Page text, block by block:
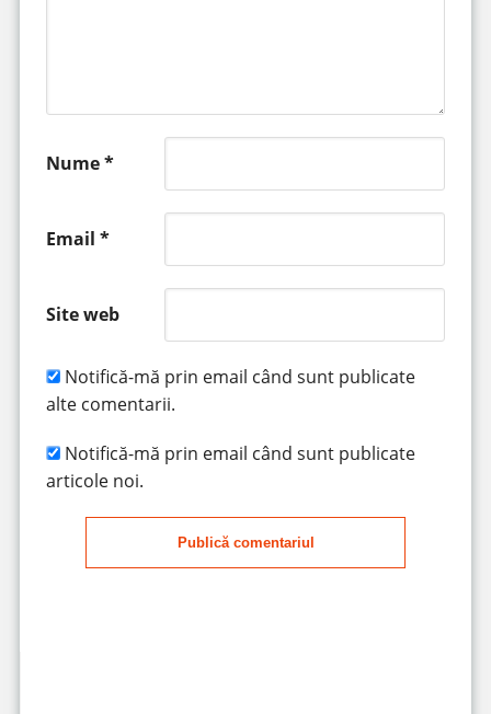
Nume*
Email *
Site web
Notifică-mă prin email când sunt publicate
alte comentarii.
Notifică-mă prin email când sunt publicate
articole noi.
Publică comentariul